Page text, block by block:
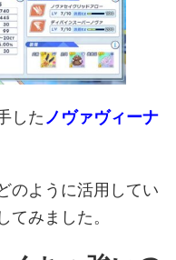
したノヴァヴィーナ
のように活用してい
てみました。